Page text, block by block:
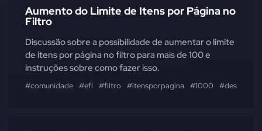
Aumento do Limite de Itens por Página no
Filtro
Discussão sobre a possibilidade de aumentar o limite
de itens por página no filtro para mais de 100 e
instruções sobre como fazer isso.
#comunidade #efí #filtro #itensporpagina #1000